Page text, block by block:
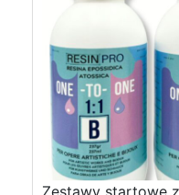
Zestawy startowe